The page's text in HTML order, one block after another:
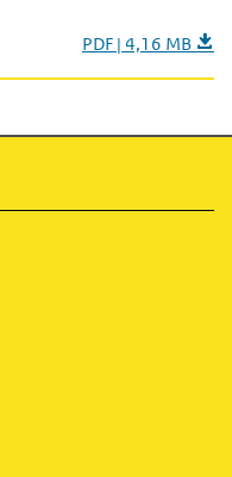
PDF | 4,16 MB